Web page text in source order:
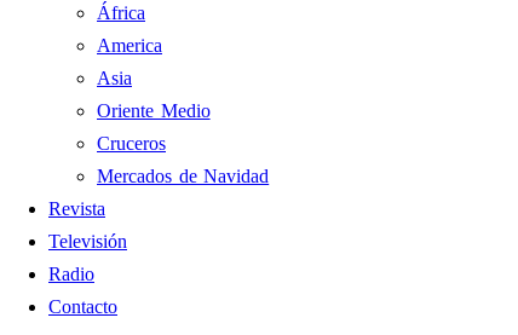
África
America
Asia
Oriente Medio
Cruceros
Mercados de Navidad
Revista
Televisión
Radio
Contacto